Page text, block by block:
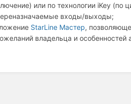
или по технологии iKey
входы/выходы;
StarLine Мастер,
владельца и